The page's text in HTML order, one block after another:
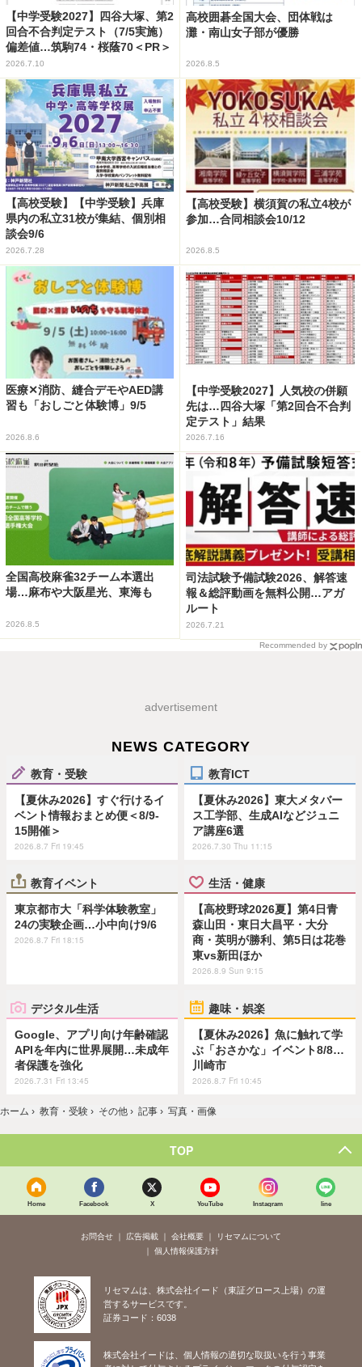
【中学受験2027】四谷大塚、第2
回合不合判定テスト（7/5実施）
偏差値…筑駒74・桜蔭70＜PR＞
2026.7.10
高校囲碁全国大会、団体戦は
灘・南山女子部が優勝
2026.8.5
【高校受験】【中学受験】兵庫
県内の私立31校が集結、個別相
談会9/6
2026.7.28
【高校受験】横須賀の私立4校が
参加…合同相談会10/12
2026.8.5
医療✕消防、縫合デモやAED講
習も「おしごと体験博」9/5
2026.8.6
【中学受験2027】人気校の併願
先は…四谷大塚「第2回合不合判
定テスト」結果
2026.7.16
全国高校麻雀32チーム本選出
場…麻布や大阪星光、東海も
2026.8.5
司法試験予備試験2026、解答速
報＆総評動画を無料公開…アガ
ルート
2026.7.21
Recommended by
advertisement
NEWS CATEGORY
教育・受験
【夏休み2026】すぐ行けるイ
ベント情報おまとめ便＜8/9-
15開催＞
2026.8.7 Fri 19:45
教育ICT
【夏休み2026】東大メタバー
ス工学部、生成AIなどジュニ
ア講座6選
2026.7.30 Thu 11:15
教育イベント
東京都市大「科学体験教室」
24の実験企画…小中向け9/6
2026.8.7 Fri 18:15
生活・健康
【高校野球2026夏】第4日青
森山田・東日大昌平・大分
商・英明が勝利、第5日は花巻
東vs新田ほか
2026.8.9 Sun 9:15
デジタル生活
Google、アプリ向け年齢確認
APIを年内に世界展開…未成年
者保護を強化
2026.7.31 Fri 13:45
趣味・娯楽
【夏休み2026】魚に触れて学
ぶ「おさかな」イベント8/8…
川崎市
2026.8.7 Fri 10:45
ホーム › 教育・受験 › その他 › 記事 › 写真・画像
TOP
Home Facebook X YouTube Instagram line
お問合せ 広告掲載 会社概要
リセマムについて
個人情報保護方針
リセマムは、株式会社イード（東証グロース上場）の運
営するサービスです。
証券コード：6038
株式会社イードは、個人情報の適切な取扱いを行う事業